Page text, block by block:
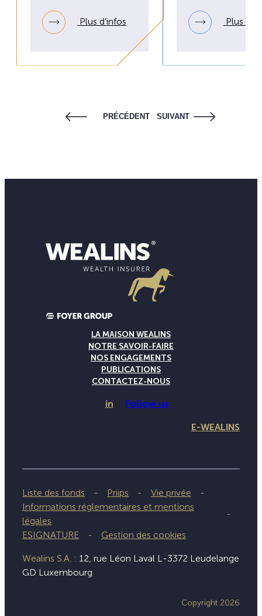
Plus d’infos Plus
PRÉCÉDENT SUIVANT
LA MAISON WEALINS
NOTRE SAVOIR-FAIRE
NOS ENGAGEMENTS
PUBLICATIONS
CONTACTEZ-NOUS
in Follow us
E-WEALINS
Liste des fonds Priips
Vie privée
Informations réglementaires et mentions
légales
ESIGNATURE
Gestion des cookies
Wealins S.A. : 12, rue Léon Laval L-3372 Leudelange
GD Luxembourg
Copyright 2026